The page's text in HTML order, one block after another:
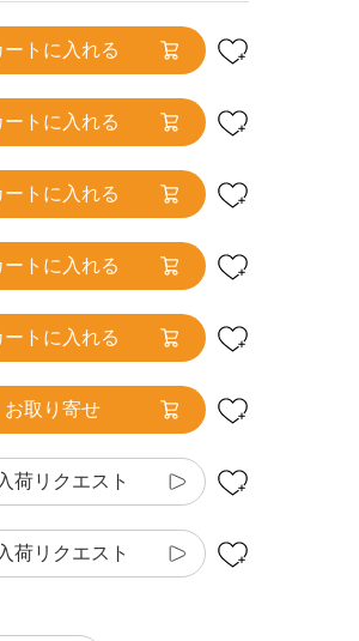
ートに入れる
ートに入れる
ートに入れる
ートに入れる
ートに入れる
お取り寄せ
荷リクエスト
荷リクエスト